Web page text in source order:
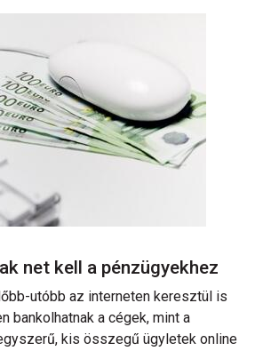
net kell a pénzügyekhez
utóbb az interneten keresztül is
bankolhatnak a cégek, mint a
kis összegű ügyletek online